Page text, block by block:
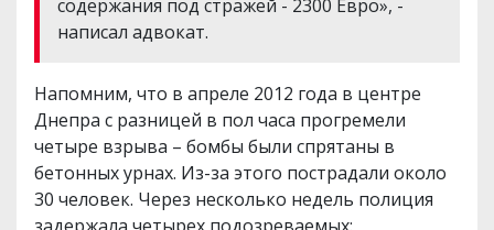
содержания под стражей - 2300 Евро», -
написал адвокат.
Напомним, что в апреле 2012 года в центре
Днепра с разницей в пол часа прогремели
четыре взрыва – бомбы были спрятаны в
бетонных урнах. Из-за этого пострадали около
30 человек. Через несколько недель полиция